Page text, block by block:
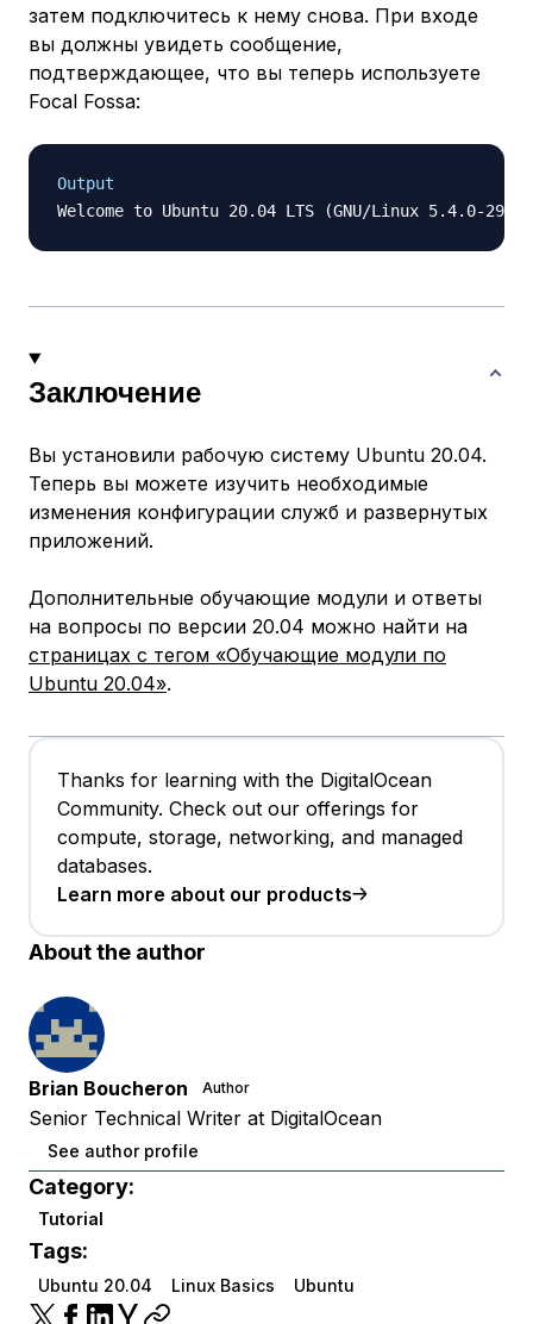
затем подключитесь к нему снова. При входе
вы должны увидеть сообщение,
подтверждающее, что вы теперь используете
Focal Fossa:
Output
Заключение
Вы установили рабочую систему Ubuntu 20.04.
Теперь вы можете изучить необходимые
изменения конфигурации служб и развернутых
приложений.
Дополнительные обучающие модули и ответы
на вопросы по версии 20.04 можно найти на
страницах с тегом «Обучающие модули по
Ubuntu 20.04».
Thanks for learning with the DigitalOcean
Community. Check out our offerings for
compute, storage, networking, and managed
databases.
Learn more about our products
About the author
Brian Boucheron Author
Senior Technical Writer at DigitalOcean
See author profile
Category:
Tutorial
Tags:
Ubuntu 20.04 Linux Basics Ubuntu